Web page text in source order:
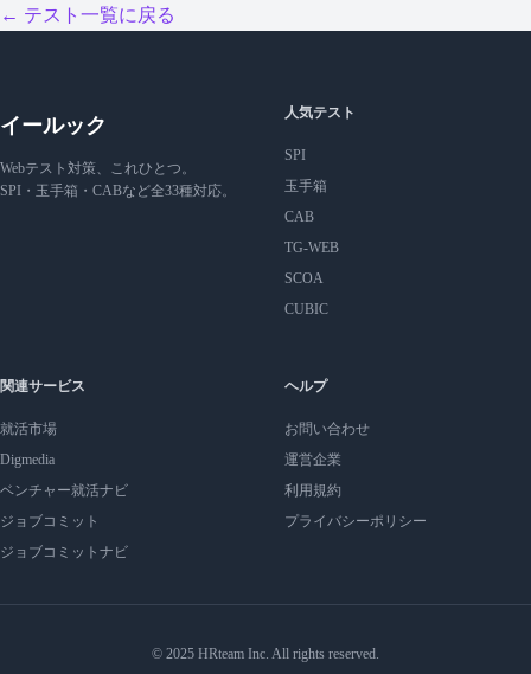
← テスト一覧に戻る
イールック
Webテスト対策、これひとつ。
SPI・玉手箱・CABなど全33種対応。
人気テスト
SPI
玉手箱
CAB
TG-WEB
SCOA
CUBIC
関連サービス
就活市場
Digmedia
ベンチャー就活ナビ
ジョブコミット
ジョブコミットナビ
ヘルプ
お問い合わせ
運営企業
利用規約
プライバシーポリシー
© 2025 HRteam Inc. All rights reserved.